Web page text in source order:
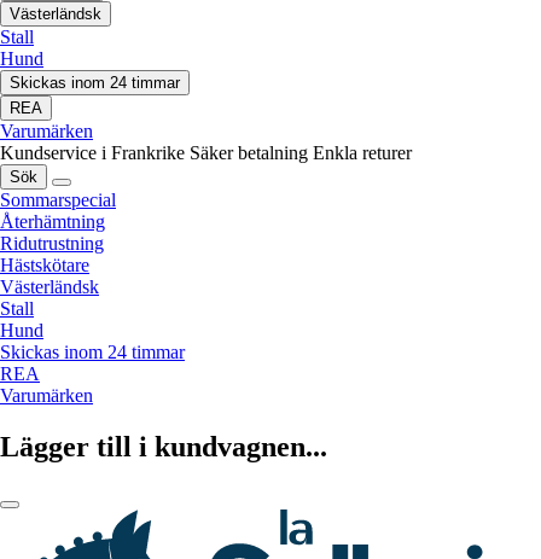
Västerländsk
Stall
Hund
Skickas inom 24 timmar
REA
Varumärken
Kundservice i Frankrike Säker betalning Enkla returer
Sök
Sommarspecial
Återhämtning
Ridutrustning
Hästskötare
Västerländsk
Stall
Hund
Skickas inom 24 timmar
REA
Varumärken
Lägger till i kundvagnen...